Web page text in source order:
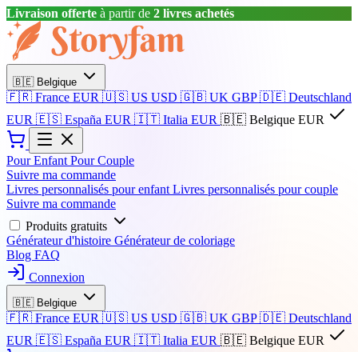
Livraison offerte à partir de 2 livres achetés
🇧🇪 Belgique
🇫🇷 France EUR 🇺🇸 US USD 🇬🇧 UK GBP 🇩🇪 Deutschland
EUR 🇪🇸 España EUR 🇮🇹 Italia EUR 🇧🇪 Belgique EUR
Pour Enfant Pour Couple
Suivre ma commande
Livres personnalisés pour enfant Livres personnalisés pour couple
Suivre ma commande
Produits gratuits
Générateur d'histoire Générateur de coloriage
Blog FAQ
Connexion
🇧🇪 Belgique
🇫🇷 France EUR 🇺🇸 US USD 🇬🇧 UK GBP 🇩🇪 Deutschland
EUR 🇪🇸 España EUR 🇮🇹 Italia EUR 🇧🇪 Belgique EUR